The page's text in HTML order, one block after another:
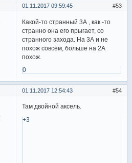
53
01.11.2017 09:59:45
Какой-то странный 3А , как -то
странно она его прыгает, со
странного захода. На 3А и не
похож совсем, больше на 2А
похож.
0
54
01.11.2017 12:54:43
Там двойной аксель.
+3